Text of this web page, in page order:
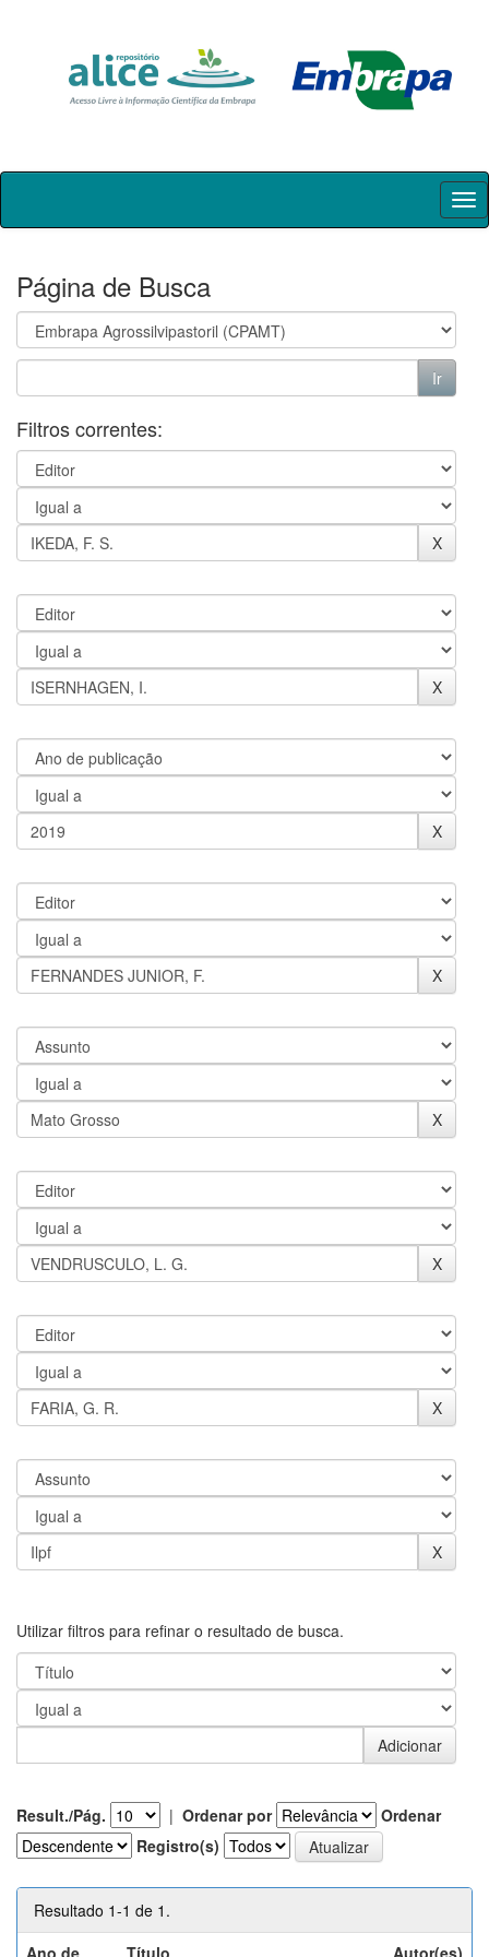
Skip
Página de Busca
Filtros correntes:
Utilizar filtros para refinar o resultado de busca.
Result./Pág. | Ordenar por
Ordenar
Registro(s)
Resultado 1-1 de 1.
Ano de
Título Autor(es)